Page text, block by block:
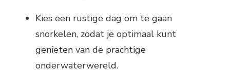
Kies een rustige dag om te gaan
snorkelen, zodat je optimaal kunt
genieten van de prachtige
onderwaterwereld.